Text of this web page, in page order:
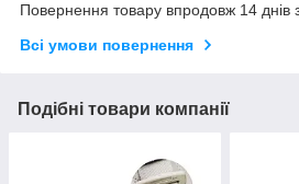
Повернення товару впродовж 14 днів
Всі умови повернення
Подібні товари компанії